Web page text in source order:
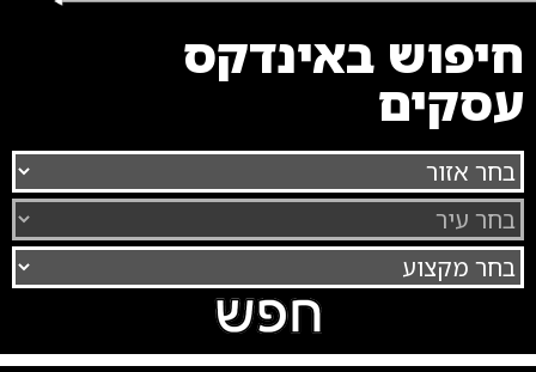
חיפוש באינדקס
עסקים